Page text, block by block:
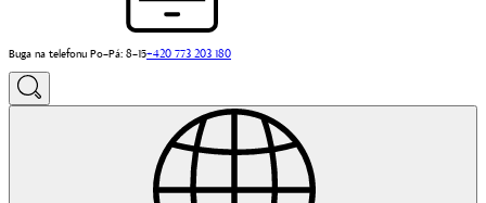
Buga na telefonu Po–Pá: 8–15+420 773 203 180